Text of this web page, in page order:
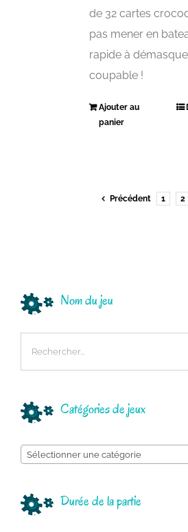
de 32 cartes
pas mener en
rapide à
coupable !
Ajouter au
panier
Précédent 1 2
Nom du jeu
Catégories de jeux
Sélectionner une catégorie
Durée de la partie